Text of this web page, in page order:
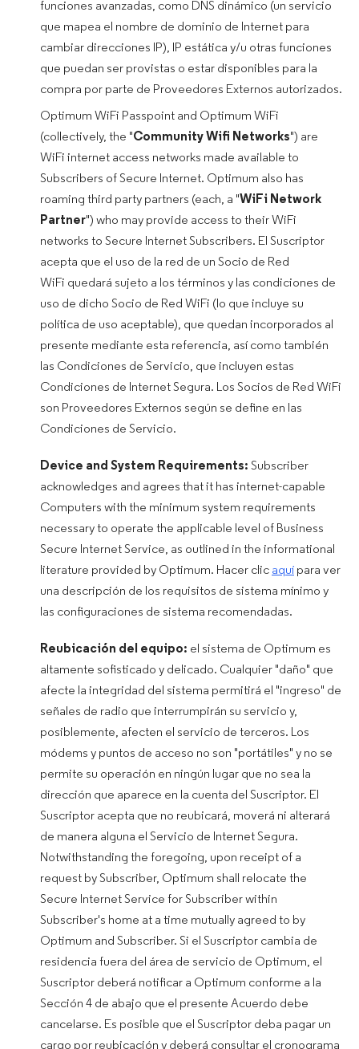
funciones avanzadas, como DNS dinámico (un servicio
que mapea el nombre de dominio de Internet para
cambiar direcciones IP), IP estática y/u otras funciones
que puedan ser provistas o estar disponibles para la
compra por parte de Proveedores Externos autorizados.
Optimum WiFi Passpoint and Optimum WiFi
(collectively, the "Community Wifi Networks") are
WiFi internet access networks made available to
Subscribers of Secure Internet. Optimum also has
roaming third party partners (each, a "WiFi Network
Partner") who may provide access to their WiFi
networks to Secure Internet Subscribers. El Suscriptor
acepta que el uso de la red de un Socio de Red
WiFi quedará sujeto a los términos y las condiciones de
uso de dicho Socio de Red WiFi (lo que incluye su
política de uso aceptable), que quedan incorporados al
presente mediante esta referencia, así como también
las Condiciones de Servicio, que incluyen estas
Condiciones de Internet Segura. Los Socios de Red WiFi
son Proveedores Externos según se define en las
Condiciones de Servicio.
Device and System Requirements: Subscriber
acknowledges and agrees that it has internet-capable
Computers with the minimum system requirements
necessary to operate the applicable level of Business
Secure Internet Service, as outlined in the informational
literature provided by Optimum. Hacer clic aquí para ver
una descripción de los requisitos de sistema mínimo y
las configuraciones de sistema recomendadas.
Reubicación del equipo​​​​​​​: el sistema de Optimum es
altamente sofisticado y delicado. Cualquier "daño" que
afecte la integridad del sistema permitirá el "ingreso" de
señales de radio que interrumpirán su servicio y,
posiblemente, afecten el servicio de terceros. Los
módems y puntos de acceso no son "portátiles" y no se
permite su operación en ningún lugar que no sea la
dirección que aparece en la cuenta del Suscriptor. El
Suscriptor acepta que no reubicará, moverá ni alterará
de manera alguna el Servicio de Internet Segura.
Notwithstanding the foregoing, upon receipt of a
request by Subscriber, Optimum shall relocate the
Secure Internet Service for Subscriber within
Subscriber's home at a time mutually agreed to by
Optimum and Subscriber. Si el Suscriptor cambia de
residencia fuera del área de servicio de Optimum, el
Suscriptor deberá notificar a Optimum conforme a la
Sección 4 de abajo que el presente Acuerdo debe
cancelarse. Es posible que el Suscriptor deba pagar un
cargo por reubicación y deberá consultar el cronograma